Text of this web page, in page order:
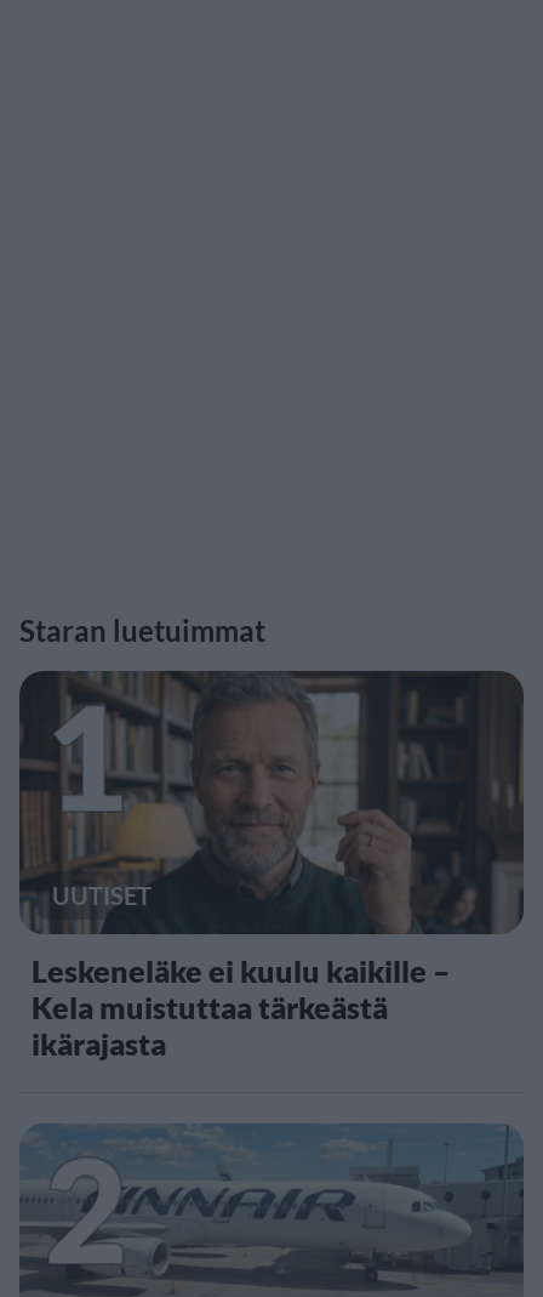
Staran luetuimmat
1
UUTISET
Leskeneläke ei kuulu kaikille –
Kela muistuttaa tärkeästä
ikärajasta
2